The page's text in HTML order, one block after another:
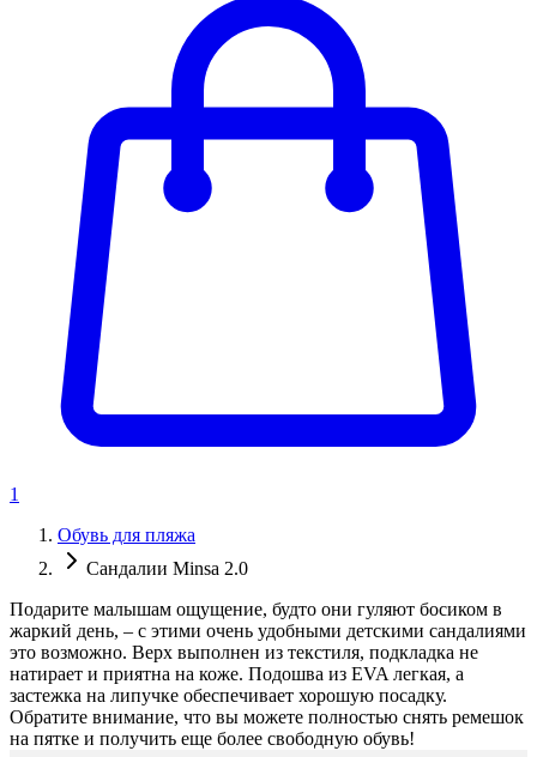
1
Обувь для пляжа
Сандалии Minsa 2.0
Подарите малышам ощущение, будто они гуляют босиком в
жаркий день, – с этими очень удобными детскими сандалиями
это возможно. Верх выполнен из текстиля, подкладка не
натирает и приятна на коже. Подошва из EVA легкая, а
застежка на липучке обеспечивает хорошую посадку.
Обратите внимание, что вы можете полностью снять ремешок
на пятке и получить еще более свободную обувь!